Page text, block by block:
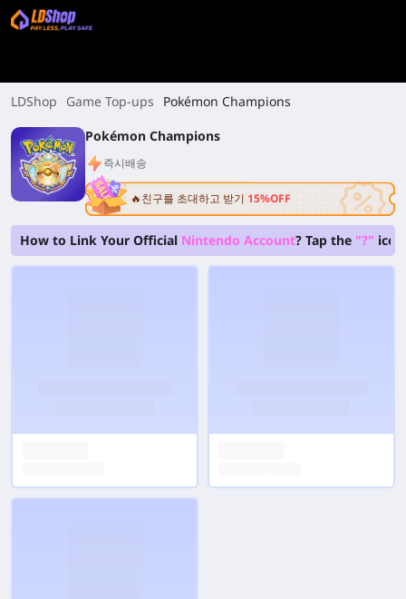
LDShop Game Top-ups
Pokémon Champions
Pokémon Champions
즉시배송
🔥친구를 초대하고 받기 15%OFF
How to Link Your Official Nintendo Account? Tap the "?"